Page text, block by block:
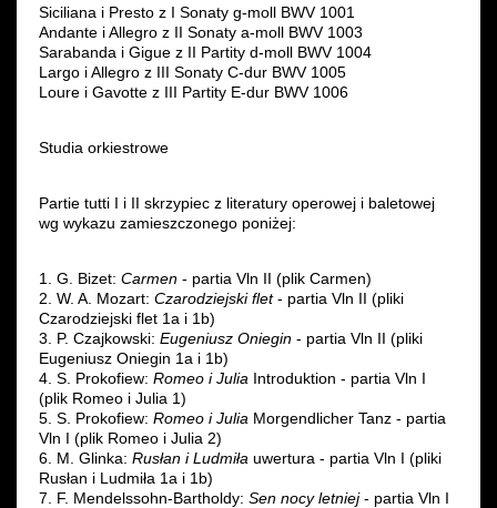
Siciliana i Presto z I Sonaty g-moll BWV 1001
Andante i Allegro z II Sonaty a-moll BWV 1003
Sarabanda i Gigue z II Partity d-moll BWV 1004
Largo i Allegro z III Sonaty C-dur BWV 1005
Loure i Gavotte z III Partity E-dur BWV 1006
Studia orkiestrowe
Partie tutti I i II skrzypiec z literatury operowej i baletowej
wg wykazu zamieszczonego poniżej:
1. G. Bizet: Carmen - partia Vln II (plik Carmen)
2. W. A. Mozart: Czarodziejski flet- partia Vln II (pliki
Czarodziejski flet 1a i 1b)
3. P. Czajkowski: Eugeniusz Oniegin - partia Vln II (pliki
Eugeniusz Oniegin 1a i 1b)
4. S. Prokofiew: Romeo i Julia Introduktion - partia Vln I
(plik Romeo i Julia 1)
5. S. Prokofiew: Romeo i Julia Morgendlicher Tanz - partia
Vln I (plik Romeo i Julia 2)
6. M. Glinka: Rusłan i Ludmiła uwertura - partia Vln I (pliki
Rusłan i Ludmiła 1a i 1b)
7. F. Mendelssohn-Bartholdy: Sen nocy letniej- partia Vln I